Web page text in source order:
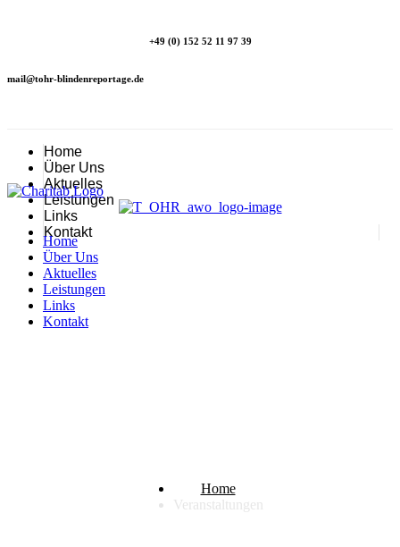
+49 (0) 152 52 11 97 39
mail@tohr-blindenreportage.de
Home
Über Uns
Aktuelles
Leistungen
Links
Kontakt
Home
Über Uns
Aktuelles
Leistungen
Links
Kontakt
Home
Veranstaltungen